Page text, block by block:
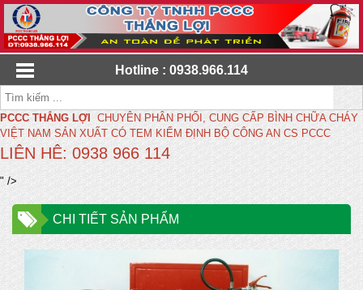
Hotline : 0938.966.114
PCCC THẮNG LỢI
CHUYÊN PHÂN PHỐI, CUNG CẤP BÌNH CHỮA CHÁY
VIỆT NAM SẢN XUẤT CÓ TEM KIỂM ĐỊNH BỘ CÔNG AN CS PCCC
LIÊN HÊ: 0938 966 114
" />
CHI TIẾT SẢN PHẨM